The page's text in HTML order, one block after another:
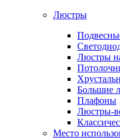
Люстры
Люстры
Большие
Плафоны
Люстры-
Место